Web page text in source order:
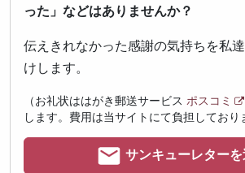
った」などはありませんか？
伝えきれなかった感謝の気持ちを私
けします。
（お礼状ははがき郵送サービス ポスコミ
します。費用は当サイトにて負担しており
サンキューレター